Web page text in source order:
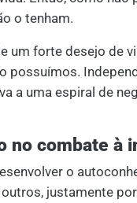
o tenham.
um forte desejo de
possuímos.
a uma espiral de
no combate à
o
justamente